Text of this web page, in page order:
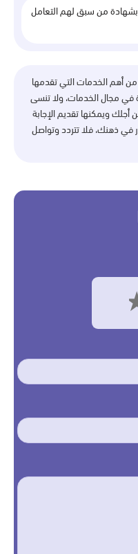
من سبق لهم التعامل
من أهم الخدمات التي تقدمها
في مجال الخدمات، ولا تنسى
أجلك ويمكنها تقديم الإجابة
في ذهنك، فلا تتردد وتواصل